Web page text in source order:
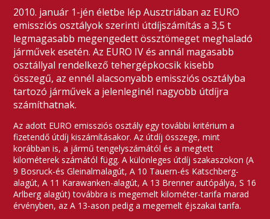
2010. január 1-jén életbe lép Ausztriában az EURO
emissziós osztályok szerinti útdíjszámítás a 3,5 t
legmagasabb megengedett össztömeget meghaladó
járművek esetén. Az EURO IV és annál magasabb
osztállyal rendelkező tehergépkocsik kisebb
összegű, az ennél alacsonyabb emissziós osztályba
tartozó járművek a jelenleginél nagyobb útdíjra
számíthatnak.
Az adott EURO emissziós osztály egy további kritérium a
fizetendő útdíj kiszámításakor. Az útdíj összege, mint
korábban is, a jármű tengelyszámától és a megtett
kilométerek számától függ. A különleges útdíj szakaszokon (A
9 Bosruck-és Gleinalmalagút, A 10 Tauern-és Katschberg-
alagút, A 11 Karawanken-alagút, A 13 Brenner autópálya, S 16
Arlberg alagút) továbbra is megemelt kilométer-tarifa marad
érvényben, az A 13-ason pedig a megemelt éjszakai tarifa.